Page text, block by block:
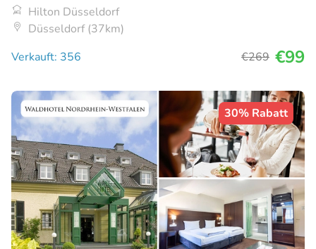
Hilton Düsseldorf
Düsseldorf (37km)
Verkauft: 356
€269 €99
30% Rabatt